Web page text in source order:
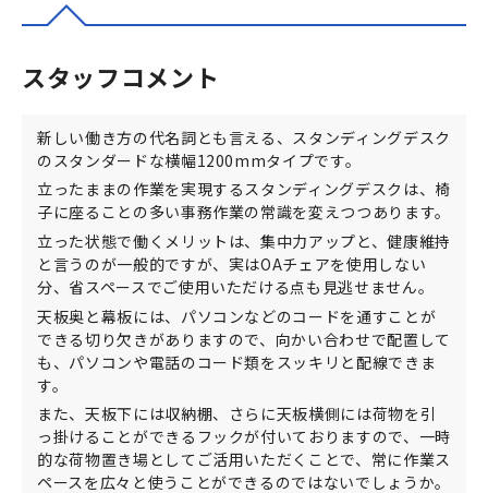
スタッフコメント
新しい働き方の代名詞とも言える、スタンディングデスク
のスタンダードな横幅1200mmタイプです。
立ったままの作業を実現するスタンディングデスクは、椅
子に座ることの多い事務作業の常識を変えつつあります。
立った状態で働くメリットは、集中力アップと、健康維持
と言うのが一般的ですが、実はOAチェアを使用しない
分、省スペースでご使用いただける点も見逃せません。
天板奥と幕板には、パソコンなどのコードを通すことが
できる切り欠きがありますので、向かい合わせで配置して
も、パソコンや電話のコード類をスッキリと配線できま
す。
また、天板下には収納棚、さらに天板横側には荷物を引
っ掛けることができるフックが付いておりますので、一時
的な荷物置き場としてご活用いただくことで、常に作業ス
ペースを広々と使うことができるのではないでしょうか。